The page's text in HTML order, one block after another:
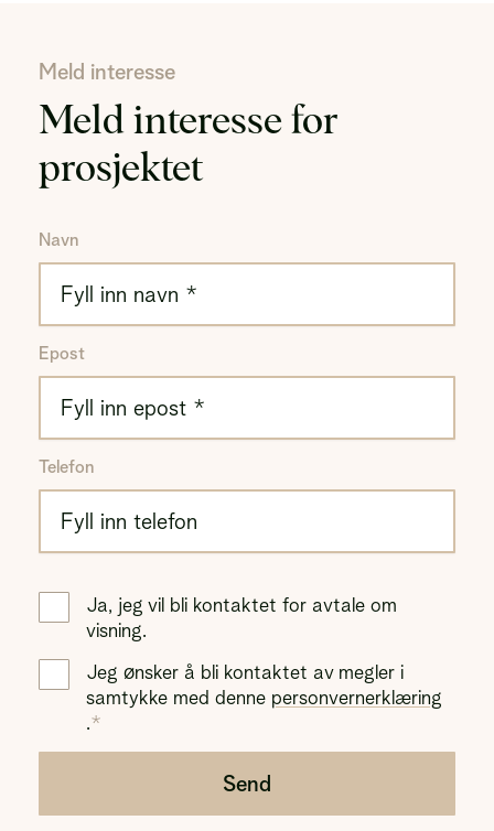
Meld interesse
Meld interesse for
prosjektet
Navn
Epost
Telefon
Ja, jeg vil bli kontaktet for avtale om
visning.
Jeg ønsker å bli kontaktet av megler i
samtykke med denne personvernerklæring
.
Send